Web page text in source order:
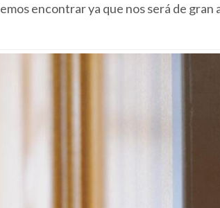
encontrar ya que nos será de gran